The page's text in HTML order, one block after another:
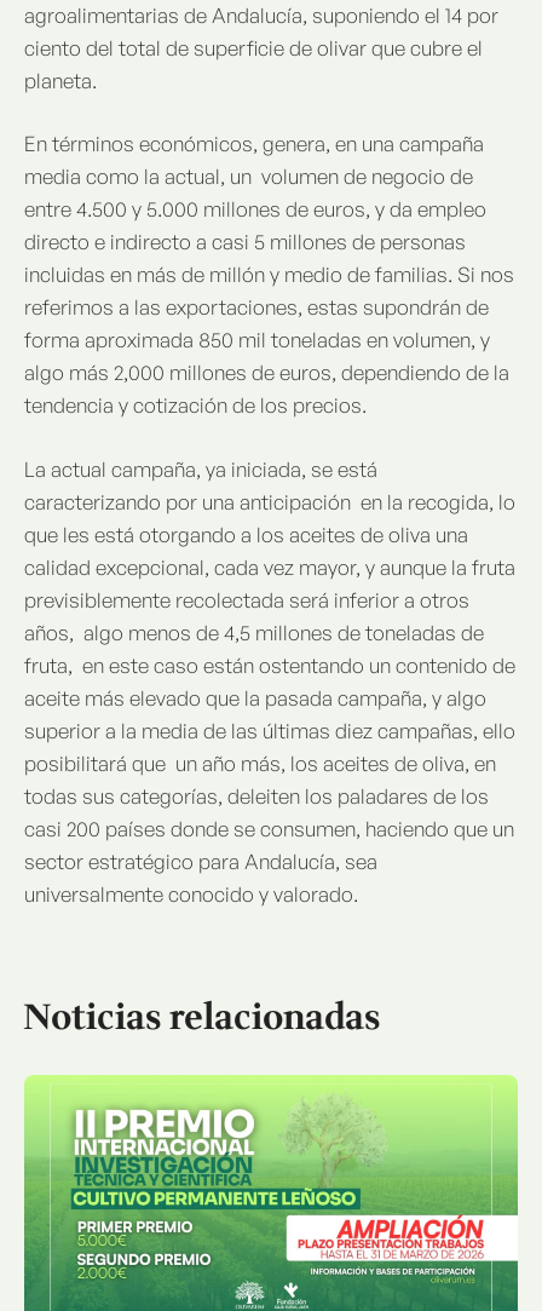
agroalimentarias de Andalucía, suponiendo el 14 por
ciento del total de superficie de olivar que cubre el
planeta.
En términos económicos, genera, en una campaña
media como la actual, un volumen de negocio de
entre 4.500 y 5.000 millones de euros, y da empleo
directo e indirecto a casi 5 millones de personas
incluidas en más de millón y medio de familias. Si nos
referimos a las exportaciones, estas supondrán de
forma aproximada 850 mil toneladas en volumen, y
algo más 2,000 millones de euros, dependiendo de la
tendencia y cotización de los precios.
La actual campaña, ya iniciada, se está
caracterizando por una anticipación en la recogida, lo
que les está otorgando a los aceites de oliva una
calidad excepcional, cada vez mayor, y aunque la fruta
previsiblemente recolectada será inferior a otros
años, algo menos de 4,5 millones de toneladas de
fruta, en este caso están ostentando un contenido de
aceite más elevado que la pasada campaña, y algo
superior a la media de las últimas diez campañas, ello
posibilitará que un año más, los aceites de oliva, en
todas sus categorías, deleiten los paladares de los
casi 200 países donde se consumen, haciendo que un
sector estratégico para Andalucía, sea
universalmente conocido y valorado.
Noticias relacionadas